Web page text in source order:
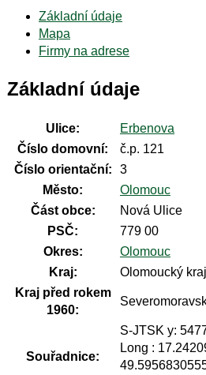
Základní údaje
Mapa
Firmy na adrese
Základní údaje
Ulice:
Erbenova
Číslo domovní:
č.p. 121
Číslo orientační:
3
Město:
Olomouc
Část obce:
Nová Ulice
PSČ:
779 00
Okres:
Olomouc
Kraj:
Olomoucký kraj
Kraj před rokem
1960:
Souřadnice:
S-JTSK y:
Long :